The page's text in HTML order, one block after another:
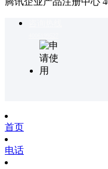
首页
电话